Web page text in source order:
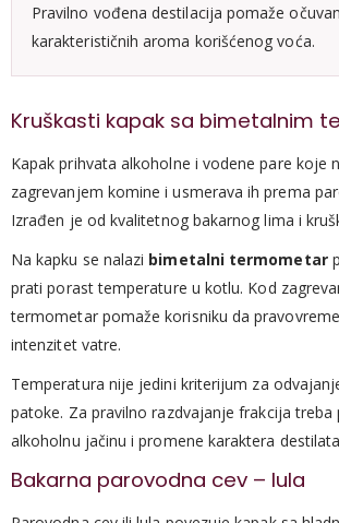
Pravilno vođena destilacija pomaže
karakterističnih aroma korišćenog voća.
Kruškasti kapak sa bimetalnim
Kapak prihvata alkoholne i vodene pare koje
zagrevanjem komine i usmerava ih prema
Izrađen je od kvalitetnog bakarnog lima i
Na kapku se nalazi bimetalni termometar
prati porast temperature u kotlu. Kod
termometar pomaže korisniku da
intenzitet vatre.
Temperatura nije jedini kriterijum za
patoke. Za pravilno razdvajanje frakcija treba
alkoholnu jačinu i promene karaktera
Bakarna parovodna cev – lula